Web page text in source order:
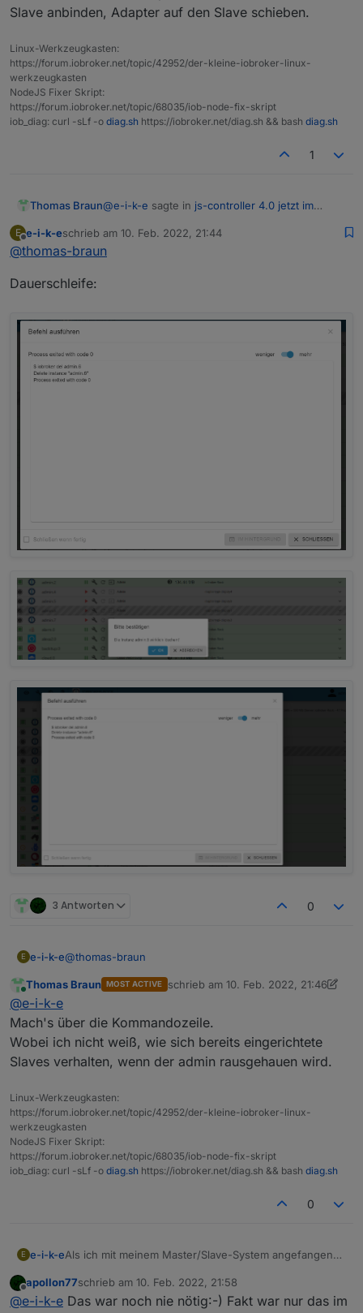
Slave anbinden, Adapter auf den Slave schieben.
Linux-Werkzeugkasten:
https://forum.iobroker.net/topic/42952/der-kleine-iobroker-linux-
werkzeugkasten
NodeJS Fixer Skript:
https://forum.iobroker.net/topic/68035/iob-node-fix-skript
iob_diag: curl -sLf -o diag.sh https://iobroker.net/diag.sh && bash diag.sh
1
Thomas Braun@e-i-k-e sagte in js-controller 4.0 jetzt im
deinstallieren, dann den Slave anbinden,
E
Offline
e-i-k-eschrieb am 10. Feb. 2022, 21:44
zuletzt editiert von
@thomas-braun
Dauerschleife:
3 Antworten 0
E e-i-k-e@thomas-braun
Dauerschleife:
Online
Thomas Braun MOST ACTIVE schrieb am 10. Feb. 2022, 21:46
zuletzt editiert von Thomas Braun
@e-i-k-e
Mach's über die Kommandozeile.
Wobei ich nicht weiß, wie sich bereits eingerichtete
Slaves verhalten, wenn der admin rausgehauen wird.
Linux-Werkzeugkasten:
https://forum.iobroker.net/topic/42952/der-kleine-iobroker-linux-
werkzeugkasten
NodeJS Fixer Skript:
https://forum.iobroker.net/topic/68035/iob-node-fix-skript
iob_diag: curl -sLf -o diag.sh https://iobroker.net/diag.sh && bash diag.sh
0
E e-i-k-eAls ich mit meinem Master/Slave-System angefangen
Adapter zu installieren.
Ist dies immer noch nötig?
Offline
apollon77schrieb am 10. Feb. 2022, 21:58
zuletzt editiert von
@e-i-k-e Das war noch nie nötig:-) Fakt war nur das im